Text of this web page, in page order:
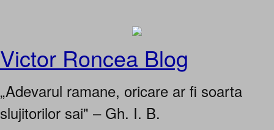
Victor Roncea Blog
„Adevarul ramane, oricare ar fi soarta
slujitorilor sai" – Gh. I. B.